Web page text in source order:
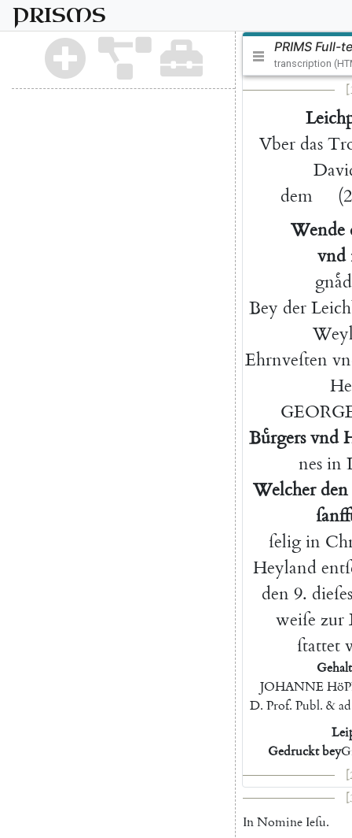
PRISMS
PRIMS Full-
transcription
Vber das
dem
(
Wende
vnd
Bey der
Ehrnveſten
Buͤrgers vnd
nes in
Welcher den
ſelig in
Heyland
den 9. dieſes
weiſe zur
ſtattet
JOHANNE
D. Prof. Publ. & ad
Gedrucktbey
InNomine Ieſu.